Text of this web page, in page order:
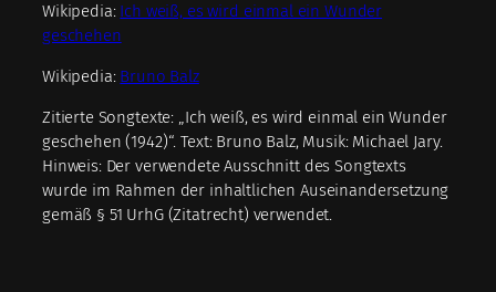
Wikipedia: Ich weiß, es wird einmal ein Wunder
geschehen
Wikipedia: Bruno Balz
Zitierte Songtexte: „Ich weiß, es wird einmal ein Wunder
geschehen (1942)“. Text: Bruno Balz, Musik: Michael Jary.
Hinweis: Der verwendete Ausschnitt des Songtexts
wurde im Rahmen der inhaltlichen Auseinandersetzung
gemäß § 51 UrhG (Zitatrecht) verwendet.